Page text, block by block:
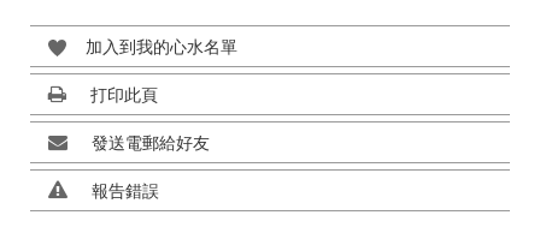
加入到我的心水名單
打印此頁
發送電郵給好友
報告錯誤